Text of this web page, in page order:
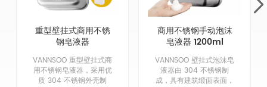
重型壁挂式商用不锈
钢皂液器
VANNSOO 重型壁挂式商
用不锈钢皂液器，采用优
质 304 不锈钢外壳制
商用不锈钢手动泡沫
皂液器 1200ml
VANNSOO 壁挂式泡沫皂
液器由 304 不锈钢制
成，具有建筑缎面表面，